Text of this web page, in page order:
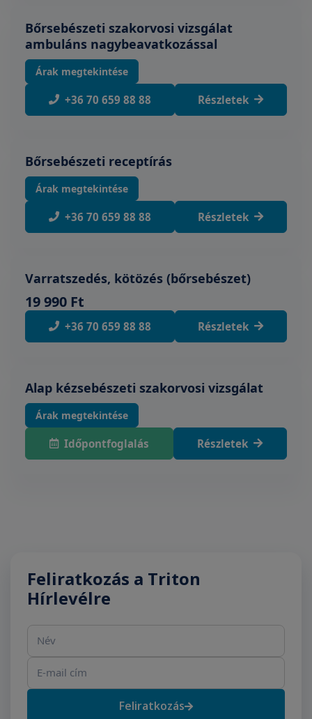
Bőrsebészeti szakorvosi vizsgálat
ambuláns nagybeavatkozással
Árak megtekintése
+36 70 659 88 88 Részletek
Bőrsebészeti receptírás
Árak megtekintése
+36 70 659 88 88 Részletek
Varratszedés, kötözés (bőrsebészet)
19 990 Ft
+36 70 659 88 88 Részletek
Alap kézsebészeti szakorvosi vizsgálat
Árak megtekintése
Időpontfoglalás Részletek
Feliratkozás a Triton
Hírlevélre
Név
E-mail cím
Feliratkozás